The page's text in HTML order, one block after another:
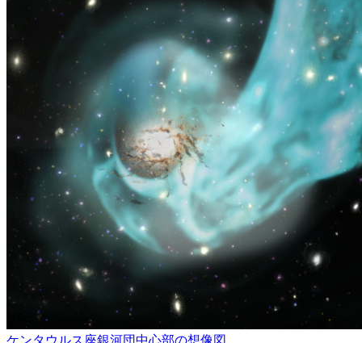
ケンタウルス座銀河団中心部の想像図